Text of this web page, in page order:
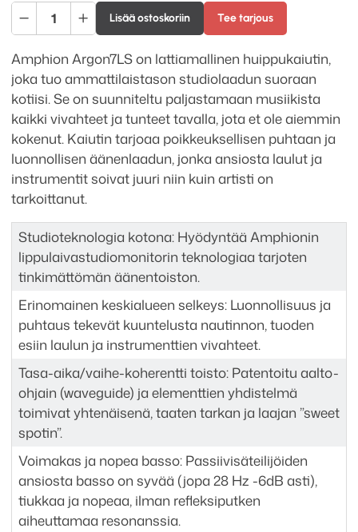
Amphion
Argon7LS
lattiakaiutinpari
määrä
Lisää ostoskoriin Tee tarjous
Amphion Argon7LS on lattiamallinen huippukaiutin,
joka tuo ammattilaistason studiolaadun suoraan
kotiisi. Se on suunniteltu paljastamaan musiikista
kaikki vivahteet ja tunteet tavalla, jota et ole aiemmin
kokenut. Kaiutin tarjoaa poikkeuksellisen puhtaan ja
luonnollisen äänenlaadun, jonka ansiosta laulut ja
instrumentit soivat juuri niin kuin artisti on
tarkoittanut.
Studioteknologia kotona: Hyödyntää Amphionin
lippulaivastudiomonitorin teknologiaa tarjoten
tinkimättömän äänentoiston.
Erinomainen keskialueen selkeys: Luonnollisuus ja
puhtaus tekevät kuuntelusta nautinnon, tuoden
esiin laulun ja instrumenttien vivahteet.
Tasa-aika/vaihe-koherentti toisto: Patentoitu aalto-
ohjain (waveguide) ja elementtien yhdistelmä
toimivat yhtenäisenä, taaten tarkan ja laajan ”sweet
spotin”.
Voimakas ja nopea basso: Passiivisäteilijöiden
ansiosta basso on syvää (jopa 28 Hz -6dB asti),
tiukkaa ja nopeaa, ilman refleksiputken
aiheuttamaa resonanssia.